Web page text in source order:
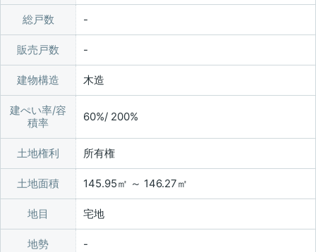
総戸数
販売戸数
建物構造 木造
建ぺい率/容
積率
60%/ 200%
土地権利 所有権
土地面積 145.95㎡ ～ 146.27㎡
地目 宅地
地勢